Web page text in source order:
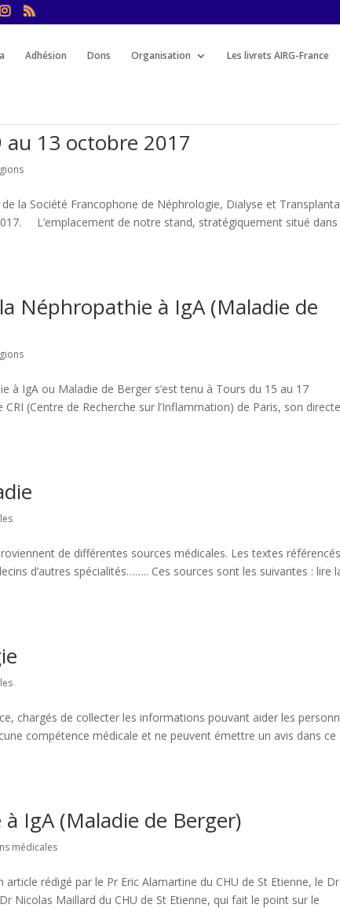
Adhésion Dons Organisation Les livrets AIRG-France
au 13 octobre 2017
la Société Francophone de Néphrologie, Dialyse et
L’emplacement de notre stand, stratégiquement situé dans
Néphropathie à IgA (Maladie de
à IgA ou Maladie de Berger s’est tenu à Tours du 15 au 17
(Centre de Recherche sur l’Inflammation) de Paris, son
de différentes sources médicales. Les textes
d’autres spécialités…….. Ces sources sont les suivantes : lire
chargés de collecter les informations pouvant aider les
compétence médicale et ne peuvent émettre un avis dans ce
IgA (Maladie de Berger)
médicales
rédigé par le Pr Eric Alamartine du CHU de St Etienne, le Dr
Nicolas Maillard du CHU de St Etienne, qui fait le point sur le